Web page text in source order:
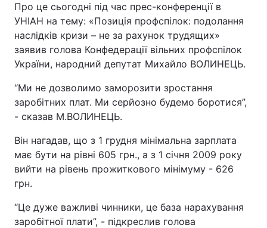
Про це сьогодні під час прес-конференції в
УНІАН на тему: «Позиція профспілок: подолання
наслідків кризи – не за рахунок трудящих»
заявив голова Конфедерації вільних профспілок
України, народний депутат Михайло ВОЛИНЕЦЬ.
“Ми не дозволимо заморозити зростання
заробітних плат. Ми серйозно будемо боротися”,
- сказав М.ВОЛИНЕЦЬ.
Він нагадав, що з 1 грудня мінімальна зарплата
має бути на рівні 605 грн., а з 1 січня 2009 року
вийти на рівень прожиткового мінімуму - 626
грн.
“Це дуже важливі чинники, це база нарахування
заробітної плати”, - підкреслив голова